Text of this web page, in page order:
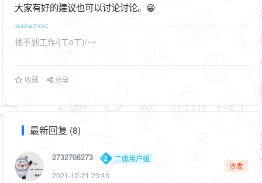
大家有好的建议也可以讨论讨论。😁
找不到工作/(ㄒoㄒ)/~~
收藏 分享
最新回复 (8)
2732708273
二级用户组
2021-12-21 23:43
沙发